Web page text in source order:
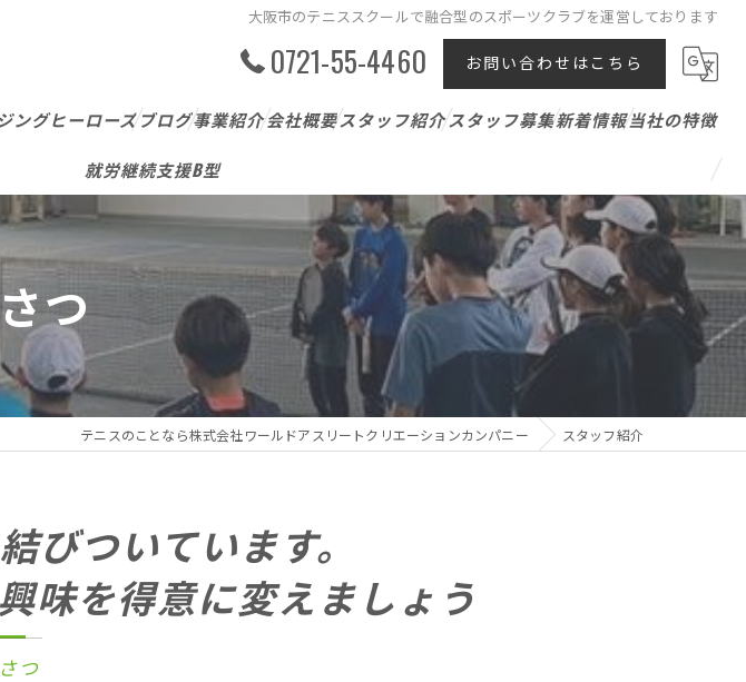
大阪市のテニススクールで融合型のスポーツクラブを運営しております
0721-55-4460 お問い合わせはこちら
ングヒーローズブログ事業紹介会社概要スタッフ紹介スタッフ募集新着情報当社の特徴
テニスレッスン
ジュニア
パーソナル
就労継続支援B型
つ
テニスのことなら株式会社ワールドアスリートクリエーションカンパニー スタッフ紹介
びついています。
味を得意に変えましょう
つ